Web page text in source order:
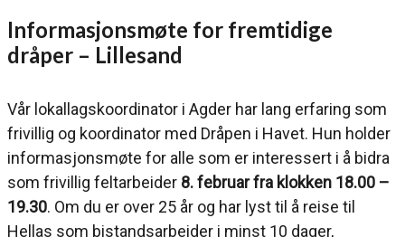
Informasjonsmøte for fremtidige
dråper – Lillesand
Vår lokallagskoordinator i Agder har lang erfaring som
frivillig og koordinator med Dråpen i Havet. Hun holder
informasjonsmøte for alle som er interessert i å bidra
som frivillig feltarbeider 8. februar fra klokken 18.00 –
19.30. Om du er over 25 år og har lyst til å reise til
Hellas som bistandsarbeider i minst 10 dager,